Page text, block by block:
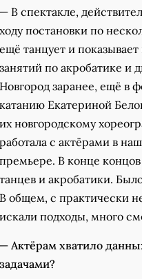
— В спектакле,
ходу постановки по
ещё танцует и
занятий по акробатике и
Новгород заранее, ещё в
катанию Екатериной
их новгородскому
работала с актёрами в
премьере. В конце
танцев и акробатики.
В общем, с практически
искали подходы, много
— Актёрам хватило
задачами?